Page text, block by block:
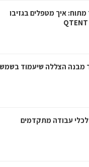
איך מטפלים בגזיבו
מבנה הצללה שיעמוד בשמש
עבודה מתקדמים